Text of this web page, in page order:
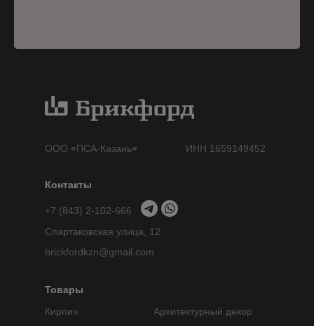
ИНН 1659149452
Кирпич Архитектурный декор
Товары
Контакты
+7 (843) 2-102-666
ООО «ПСА-Казань»
brickfordkzn@gmail.com
Спартаковская улица, 12